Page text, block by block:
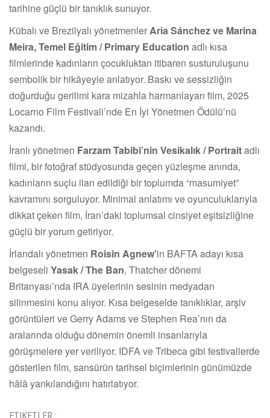
tarihine güçlü bir tanıklık sunuyor.
Kübalı ve Brezilyalı yönetmenlerAria Sánchez ve Marina
Meira, Temel Eğitim / Primary Education adlı kısa
filmlerinde kadınların çocukluktan itibaren susturuluşunu
sembolik bir hikâyeyle anlatıyor. Baskı ve sessizliğin
doğurduğu gerilimi kara mizahla harmanlayan film, 2025
Locarno Film Festivali’nde En İyi Yönetmen Ödülü’nü
kazandı.
İranlı yönetmen Farzam Tabibi’nin Vesikalık / Portraitadlı
filmi, bir fotoğraf stüdyosunda geçen yüzleşme anında,
kadınların suçlu ilan edildiği bir toplumda “masumiyet”
kavramını sorguluyor. Minimal anlatımı ve oyunculuklarıyla
dikkat çeken film, İran’daki toplumsal cinsiyet eşitsizliğine
güçlü bir yorum getiriyor.
İrlandalı yönetmen Roisin Agnew’in BAFTA adayı kısa
belgeseli Yasak / The Ban, Thatcher dönemi
Britanyası’nda IRA üyelerinin sesinin medyadan
silinmesini konu alıyor. Kısa belgeselde tanıklıklar, arşiv
görüntüleri ve Gerry Adams ve Stephen Rea’nın da
aralarında olduğu dönemin önemli insanlarıyla
görüşmelere yer veriliyor. IDFA ve Tribeca gibi festivallerde
gösterilen film, sansürün tarihsel biçimlerinin günümüzde
hâlâ yankılandığını hatırlatıyor.